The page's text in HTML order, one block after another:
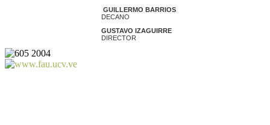
GUILLERMO BARRIOS
DECANO
GUSTAVO IZAGUIRRE
DIRECTOR